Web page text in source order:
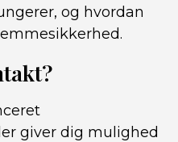
og hvordan
giver dig mulighed